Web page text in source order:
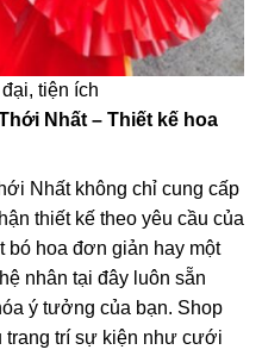
tiện ích
Nhất – Thiết kế hoa
Nhất không chỉ cung cấp
thiết kế theo yêu cầu của
bó hoa đơn giản hay một
nhân tại đây luôn sẵn
ý tưởng của bạn. Shop
trang trí sự kiện như cưới